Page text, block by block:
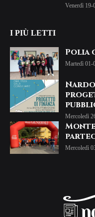
Venerdì 19-
I PIÙ LETTI
Polia
Martedì 01-
Mercoledì
Mercoledì